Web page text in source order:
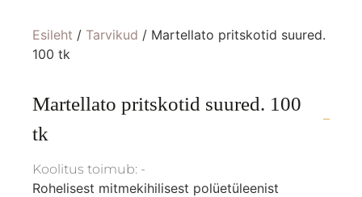
Esileht / Tarvikud / Martellato pritskotid suured.
100 tk
Martellato pritskotid suured. 100
tk
Koolitus toimub: -
Rohelisest mitmekihilisest polüetüleenist